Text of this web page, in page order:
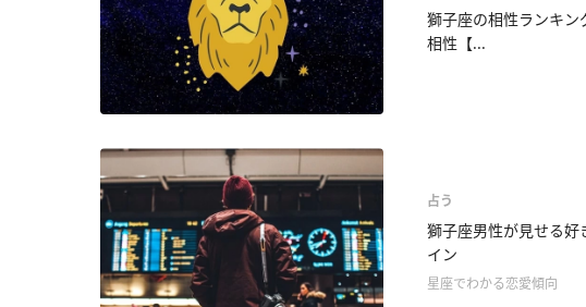
獅子座の相性ランキ
相性【...
占う
獅子座男性が見せる
イン
星座でわかる恋愛傾向